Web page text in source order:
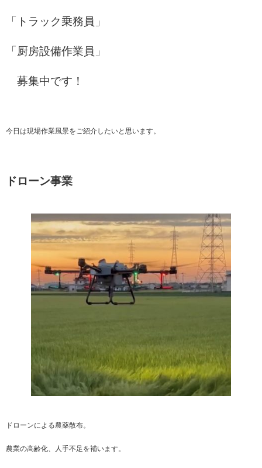
「トラック乗務員」
「厨房設備作業員」
募集中です！
今日は現場作業風景をご紹介したいと思います。
ドローン事業
ドローンによる農薬散布。
農業の高齢化、人手不足を補います。